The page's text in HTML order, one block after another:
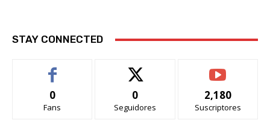
STAY CONNECTED
0
Fans
0
Seguidores
2,180
Suscriptores